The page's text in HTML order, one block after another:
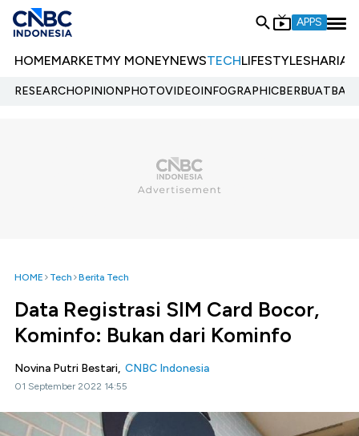
APPS
HOMEMARKETMY MONEYNEWSTECHLIFESTYLESHARIA
RESEARCHOPINIONPHOTOVIDEOINFOGRAPHIC
HOME Tech Berita Tech
Data Registrasi SIM Card Bocor,
Kominfo: Bukan dari Kominfo
Novina Putri Bestari, CNBC Indonesia
01 September 2022 14:55